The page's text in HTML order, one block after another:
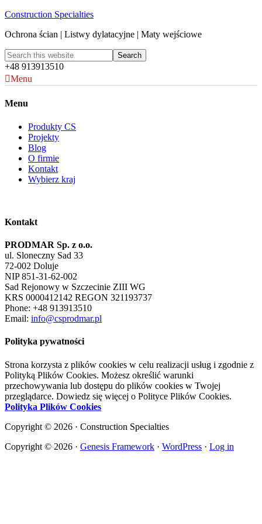
Construction Specialties
Ochrona ścian | Listwy dylatacyjne | Maty wejściowe
+48 913913510
Menu
Menu
Produkty CS
Projekty
Blog
O firmie
Kontakt
Wybierz kraj
Kontakt
PRODMAR Sp. z o.o.
ul. Sloneczny Sad 33
72-002 Doluje
NIP 851-31-62-002
Sad Rejonowy w Szczecinie ZIII WG
KRS 0000412142 REGON 321193737
Phone: +48 913913510
Email: info@csprodmar.pl
Polityka pywatności
Strona korzysta z plików cookies w celu realizacji usług i zgodnie z
Polityką Plików Cookies. Możesz określić warunki
przechowywania lub dostępu do plików cookies w Twojej
przeglądarce. Dowiedz się więcej o Polityce Plików Cookies.
Polityka Plików Cookies
Copyright © 2026 · Construction Specialties
Copyright © 2026 · Genesis Framework · WordPress · Log in